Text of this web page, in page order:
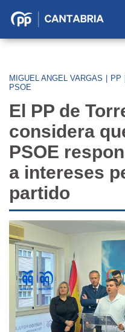
Partido
Cantabria
MIGUEL ANGEL VARGAS PP
PSOE
El PP de
considera
PSOE
a intereses
partido